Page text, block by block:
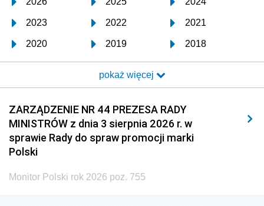
2023 2022 2021
2020 2019 2018
2017 2016 2015
2014 2013 2012
2011 2010 2009
2008 2007 2006
2005
pokaż więcej
ZARZĄDZENIE NR 44 PREZESA RADY
MINISTRÓW z dnia 3 sierpnia 2026 r. w
sprawie Rady do spraw promocji marki
Polski
Monitor Polski rok 2026 poz. 755